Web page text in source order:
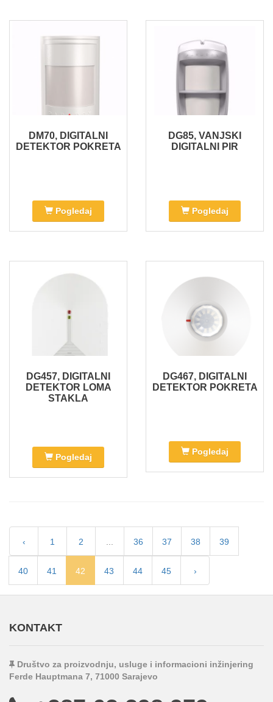
DM70, DIGITALNI
DETEKTOR POKRETA
Pogledaj
DG85, VANJSKI
DIGITALNI PIR
Pogledaj
DG457, DIGITALNI
DETEKTOR LOMA
STAKLA
Pogledaj
DG467, DIGITALNI
DETEKTOR POKRETA
Pogledaj
‹ 1 2 36 37 38 39
40 41 42 43 44 45 ›
KONTAKT
Društvo za proizvodnju, usluge i informacioni inžinjering
Ferde Hauptmana 7, 71000 Sarajevo